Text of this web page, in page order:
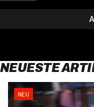
NEUESTE
NEU